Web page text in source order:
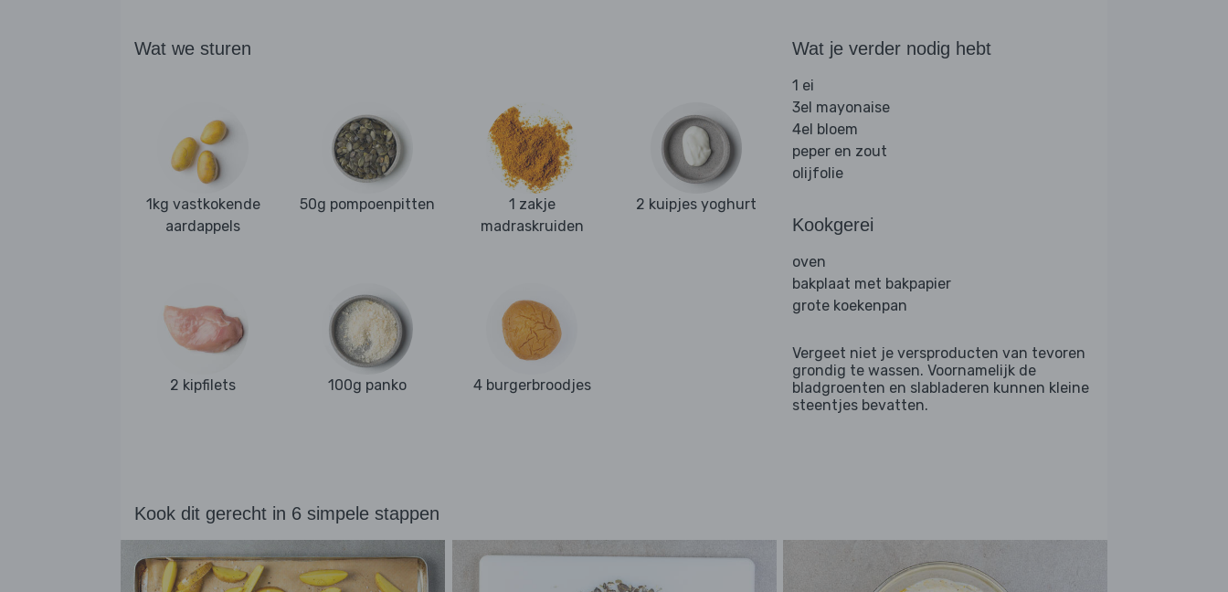
Wat we sturen
1kg vastkokende
aardappels
50g pompoenpitten
1 zakje
madraskruiden
2 kuipjes yoghurt
2 kipfilets 100g panko 4 burgerbroodjes
Wat je verder nodig hebt
1 ei
3el mayonaise
4el bloem
peper en zout
olijfolie
Kookgerei
oven
bakplaat met bakpapier
grote koekenpan
Vergeet niet je versproducten van tevoren
grondig te wassen. Voornamelijk de
bladgroenten en slabladeren kunnen kleine
steentjes bevatten.
Kook dit gerecht in 6 simpele stappen